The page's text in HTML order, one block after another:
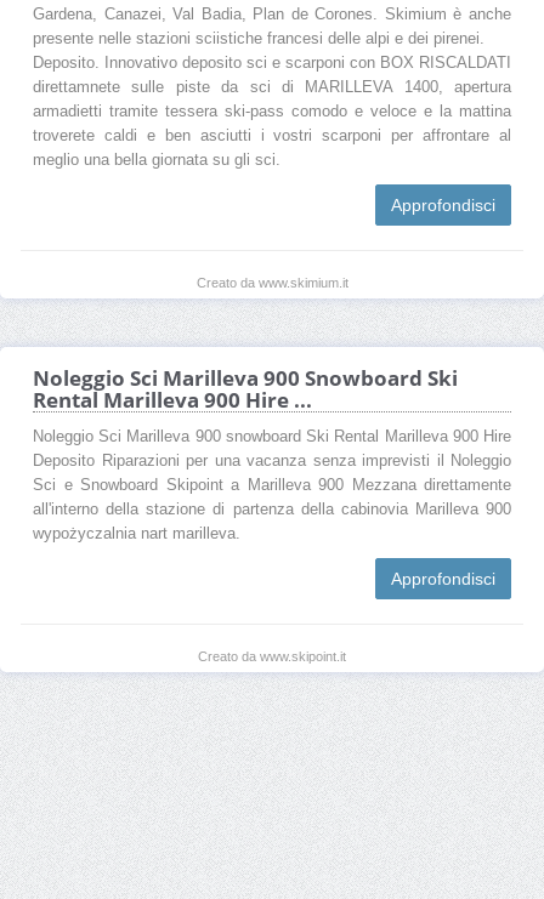
Gardena, Canazei, Val Badia, Plan de Corones. Skimium è anche
presente nelle stazioni sciistiche francesi delle alpi e dei pirenei.
Deposito. Innovativo deposito sci e scarponi con BOX RISCALDATI
direttamnete sulle piste da sci di MARILLEVA 1400, apertura
armadietti tramite tessera ski-pass comodo e veloce e la mattina
troverete caldi e ben asciutti i vostri scarponi per affrontare al
meglio una bella giornata su gli sci.
Approfondisci
Creato da www.skimium.it
Noleggio Sci Marilleva 900 Snowboard Ski
Rental Marilleva 900 Hire ...
Noleggio Sci Marilleva 900 snowboard Ski Rental Marilleva 900 Hire
Deposito Riparazioni per una vacanza senza imprevisti il Noleggio
Sci e Snowboard Skipoint a Marilleva 900 Mezzana direttamente
all'interno della stazione di partenza della cabinovia Marilleva 900
wypożyczalnia nart marilleva.
Approfondisci
Creato da www.skipoint.it